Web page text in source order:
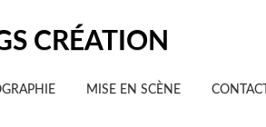
CRÉATION
MISE EN SCÈNE